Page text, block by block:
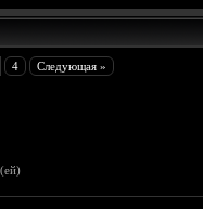
4 Следующая »